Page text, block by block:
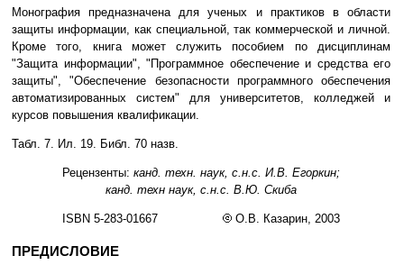
Монография предназначена для ученых и практиков в области
защиты информации, как специальной, так коммерческой и личной.
Кроме того, книга может служить пособием по дисциплинам
"Защита информации", "Программное обеспечение и средства его
защиты", "Обеспечение безопасности программного обеспечения
автоматизированных систем" для университетов, колледжей и
курсов повышения квалификации.
Табл. 7. Ил. 19. Библ. 70 назв.
Рецензенты: канд. техн. наук, с.н.с. И.В. Егоркин;
канд. техн наук, с.н.с. В.Ю. Скиба
ISBN 5-283-01667 О.В. Казарин, 2003
ПРЕДИСЛОВИЕ